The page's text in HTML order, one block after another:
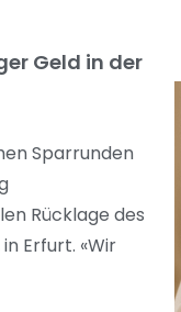
Geld in der
Sparrunden
Rücklage des
Erfurt. «Wir